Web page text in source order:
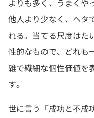
よりも多く、うまくや
他人より少なく、ヘタ
れる。当てる尺度はた
性的なもので、どれも
雑で繊細な個性価値を
す。
世に言う「成功と不成